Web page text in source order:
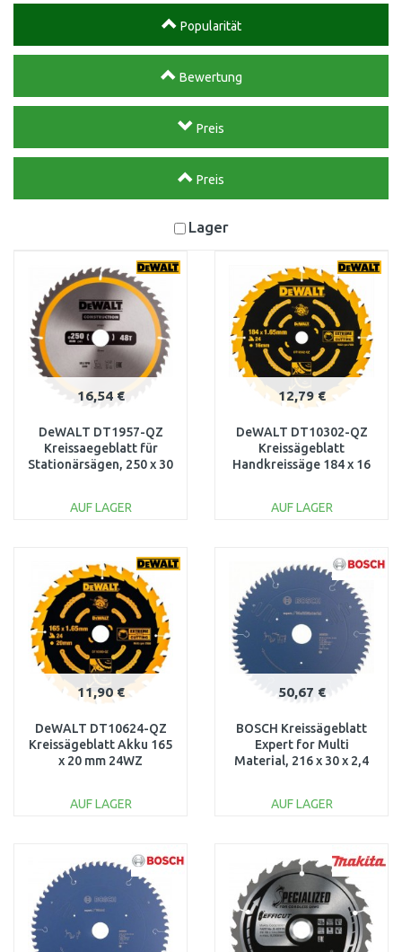
Popularität
Bewertung
Preis
Preis
Lager
16,54 €
DeWALT DT1957-QZ
Kreissaegeblatt für
Stationärsägen, 250 x 30
AUF LAGER
Vergleichen
12,79 €
DeWALT DT10302-QZ
Kreissägeblatt
Handkreissäge 184 x 16
AUF LAGER
Vergleichen
11,90 €
DeWALT DT10624-QZ
Kreissägeblatt Akku 165
x 20 mm 24WZ
AUF LAGER
Vergleichen
50,67 €
BOSCH Kreissägeblatt
Expert for Multi
Material, 216 x 30 x 2,4
AUF LAGER
Vergleichen